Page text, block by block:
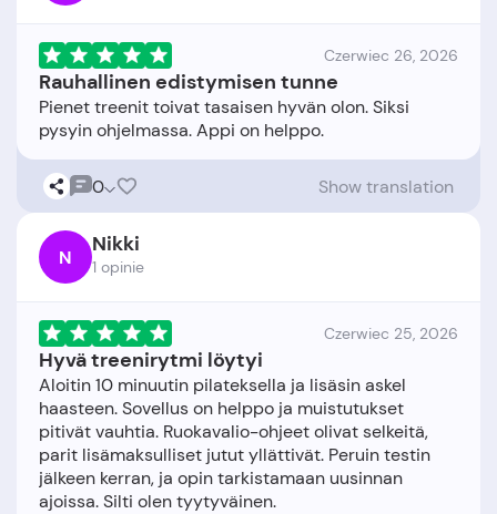
Czerwiec 26, 2026
Rauhallinen edistymisen tunne
Pienet treenit toivat tasaisen hyvän olon. Siksi
0 Show translation
N Nikki
1 opinie
Czerwiec 25, 2026
Hyvä treenirytmi löytyi
Aloitin 10 minuutin pilateksella ja lisäsin askel
haasteen. Sovellus on helppo ja muistutukset
pitivät vauhtia. Ruokavalio-ohjeet olivat selkeitä,
parit lisämaksulliset jutut yllättivät. Peruin testin
jälkeen kerran, ja opin tarkistamaan uusinnan